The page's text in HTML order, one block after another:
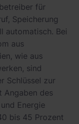
für
Speicherung
automatisch. Bei
aus
wie aus
sind
Schlüssel zur
Angaben des
Energie
bis 45 Prozent